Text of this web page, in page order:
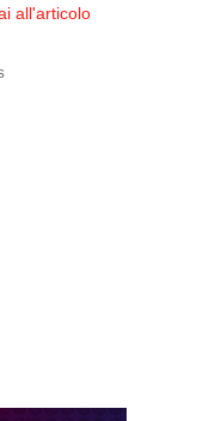
all'articolo